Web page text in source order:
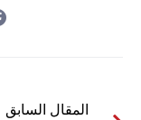
المقال السابق